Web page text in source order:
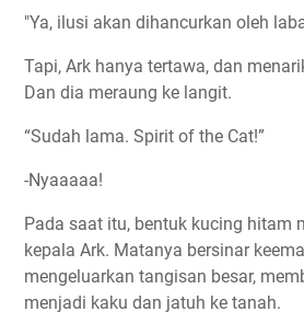
"Ya, ilusi akan dihancurkan oleh
Tapi, Ark hanya tertawa, dan
Dan dia meraung ke langit.
“Sudah lama. Spirit of the Cat!”
-Nyaaaaa!
Pada saat itu, bentuk kucing hitam
kepala Ark. Matanya bersinar
mengeluarkan tangisan besar,
menjadi kaku dan jatuh ke tanah.